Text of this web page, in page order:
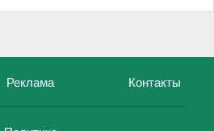
Реклама Контакты